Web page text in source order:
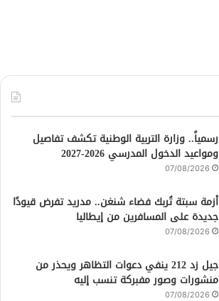
رسمياً.. وزارة التربية الوطنية تكشف تفاصيل
ومواعيد الدخول المدرسي 2026-2027
07/08/2026
أزمة سبتة تُربك فضاء شنغن.. مدريد تفرض قيودًا
جديدة على المسافرين من إيطاليا
07/08/2026
جيل زد 212 ينفي دعوات التظاهر ويحذر من
منشورات وصور مفبركة تنسب إليه
07/08/2026